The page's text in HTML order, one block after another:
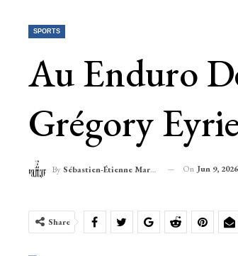
SPORTS
Au Enduro
Grégory
By Sébastien-Étienne Marechal On Jun 9, 2026
Share